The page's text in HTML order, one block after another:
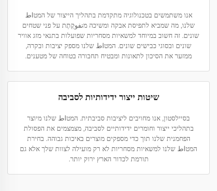
אנו משתמשים בטכנולוגיה מתקדמת בתהליך הייצור של המטاط
שלנו, מה שמביא לתפיסת אבקה ומשיכה מتفوּקֶתֶת על פני שטחים
שונים. זה חשוב במיוחד למשאיות מסחריות שפועלות בתנאי מזג אוויר
שונים ובסוגי כבישים שונים. המטاط שלנו מספק יציבות ובקרה,
ממזער את הסיכון לתאונות ומבטיח תחבורה בטוחה של מטענים.
שיטות ייצור ידידותיות לסביבה
בסיילסטון, אנו מחויבים ליציבות סביבתית. המטاط שלנו מיוצר
בתהליכי ייצור וחומרים ידידותיים לסביבה, מצמצמים את הפסולת
הפחמנית שלנו תוך כדי מספקים מוצרים באיכות גבוהה. בחירת
המטاط שלנו למשאיות מסחריות לא רק מועילה לצוות שלך אלא גם
תורמת לכדור הארץ ירוק יותר.